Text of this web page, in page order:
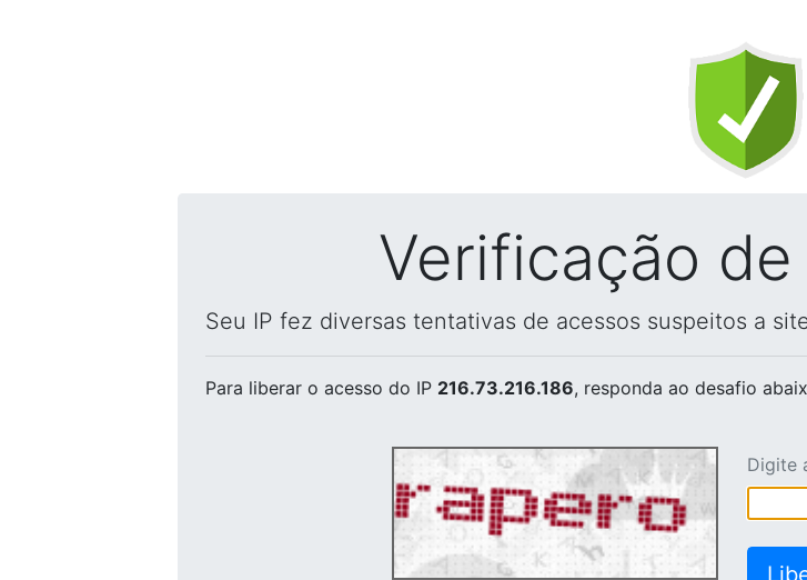
Verificação
Seu IP fez diversas tentativas de acessos suspeitos a
Para liberar o acesso do IP 216.73.216.186, responda ao desafio
Digite